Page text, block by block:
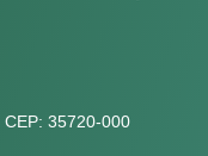
35720-000